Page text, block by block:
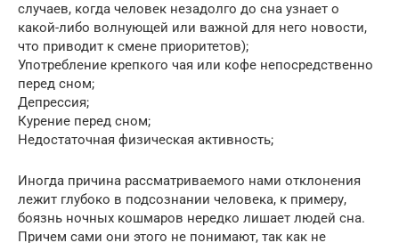
случаев, когда человек незадолго до сна узнает о
какой-либо волнующей или важной для него новости,
что приводит к смене приоритетов);
Употребление крепкого чая или кофе непосредственно
перед сном;
Депрессия;
Курение перед сном;
Недостаточная физическая активность;
Иногда причина рассматриваемого нами отклонения
лежит глубоко в подсознании человека, к примеру,
боязнь ночных кошмаров нередко лишает людей сна.
Причем сами они этого не понимают, так как не